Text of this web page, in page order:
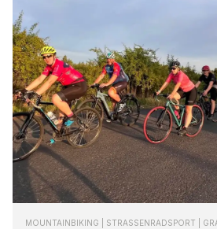
MOUNTAINBIKING | STRASSENRADSPORT |